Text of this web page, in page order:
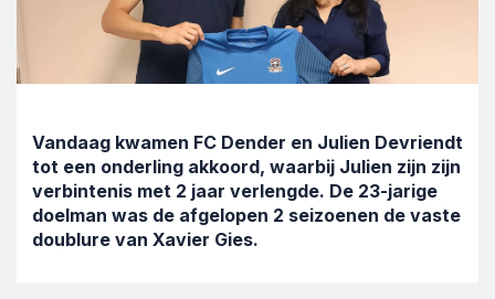
Vandaag kwamen FC Dender en Julien Devriendt
tot een onderling akkoord, waarbij Julien zijn zijn
verbintenis met 2 jaar verlengde. De 23-jarige
doelman was de afgelopen 2 seizoenen de vaste
doublure van Xavier Gies.